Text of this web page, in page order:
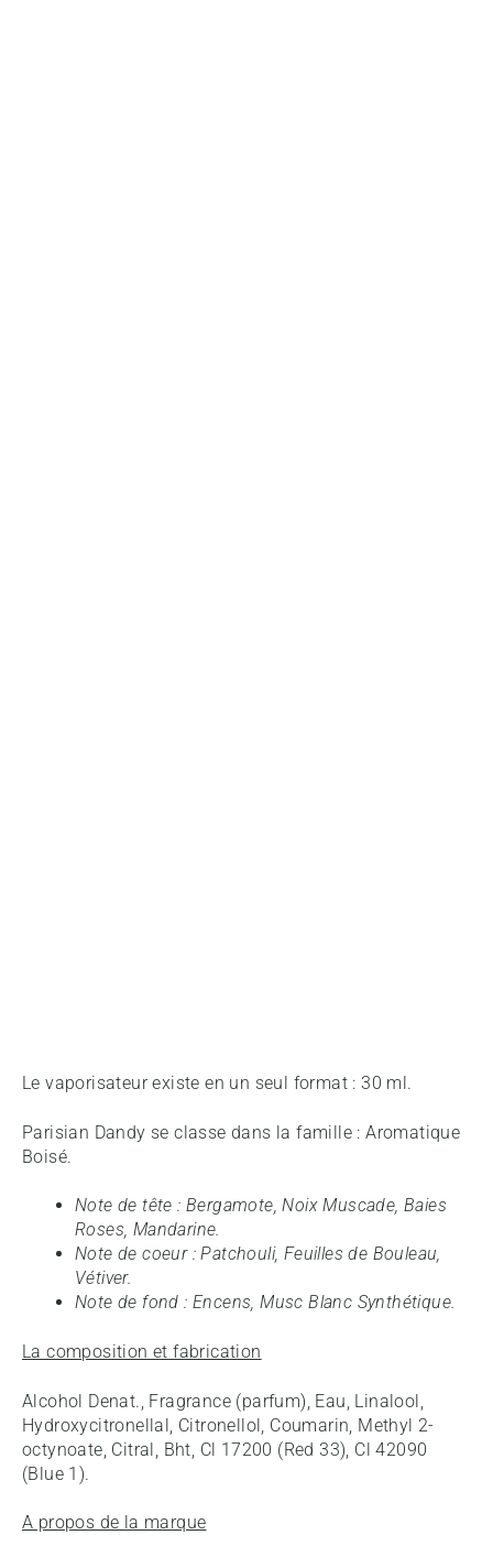
Le vaporisateur existe en un seul format : 30 ml.
Parisian Dandy se classe dans la famille : Aromatique
Boisé.
Note de tête : Bergamote, Noix Muscade, Baies
Roses, Mandarine.
Note de coeur : Patchouli, Feuilles de Bouleau,
Vétiver.
Note de fond : Encens, Musc Blanc Synthétique.
La composition et fabrication
Alcohol Denat., Fragrance (parfum), Eau, Linalool,
Hydroxycitronellal, Citronellol, Coumarin, Methyl 2-
octynoate, Citral, Bht, Cl 17200 (Red 33), Cl 42090
(Blue 1).
A propos de la marque